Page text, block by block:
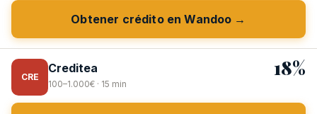
Obtener crédito en Wandoo →
CRE
Creditea
100–1.000€ · 15 min
18%